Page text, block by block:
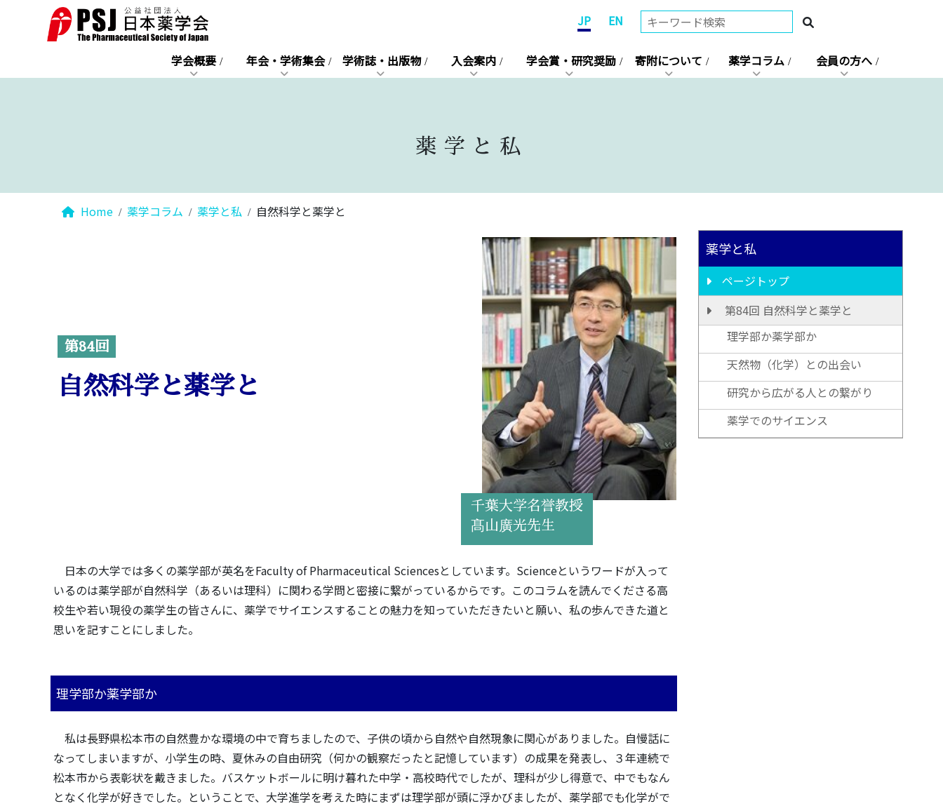
JP EN
学会概要 年会・学術集会 学術誌・出版物 入会案内 学会賞・研究奨励 寄附について 薬学コラム 会員の方へ
薬学と私
Home 薬学コラム 薬学と私 自然科学と薬学と
第84回
自然科学と薬学と
千葉大学名誉教授
髙山廣光先生
日本の大学では多くの薬学部が英名をFaculty of Pharmaceutical Sciencesとしています。Scienceというワードが入って
いるのは薬学部が自然科学（あるいは理科）に関わる学問と密接に繋がっているからです。このコラムを読んでくださる高
校生や若い現役の薬学生の皆さんに、薬学でサイエンスすることの魅力を知っていただきたいと願い、私の歩んできた道と
思いを記すことにしました。
理学部か薬学部か
私は長野県松本市の自然豊かな環境の中で育ちましたので、子供の頃から自然や自然現象に関心がありました。自慢話に
なってしまいますが、小学生の時、夏休みの自由研究（何かの観察だったと記憶しています）の成果を発表し、３年連続で
松本市から表彰状を戴きました。バスケットボールに明け暮れた中学・高校時代でしたが、理科が少し得意で、中でもなん
となく化学が好きでした。ということで、大学進学を考えた時にまずは理学部が頭に浮かびましたが、薬学部でも化学がで
薬学と私
ページトップ
第84回 自然科学と薬学と
理学部か薬学部か
天然物（化学）との出会い
研究から広がる人との繋がり
薬学でのサイエンス